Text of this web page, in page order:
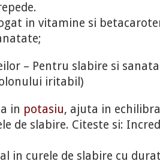
in vitamine si
– Pentru slabire si
iritabil)
in potasiu, ajuta in
de slabire. Citeste si:
in curele de slabire cu